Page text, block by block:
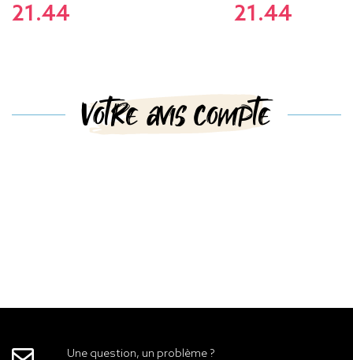
21.44 21.44
Votre avis compte
Une question, un problème ?